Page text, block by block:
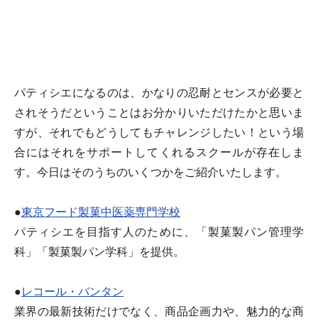
パティシエになるのは、かなりの忍耐とセンスが必要と
されそうだということはお分かりいただけたかと思いま
すが、それでもどうしてもチャレンジしたい！という場
合にはそれをサポートしてくれるスクールが存在しま
す。今日はそのうちのいくつかをご紹介いたします。
●東京フード製菓中医薬専門学校
パティシエを目指す人のために、「製菓製パン管理学
科」「製菓製パン学科」を提供。
●レコール・バンタン
業界の最新技術だけでなく、商品企画力や、魅力的な商